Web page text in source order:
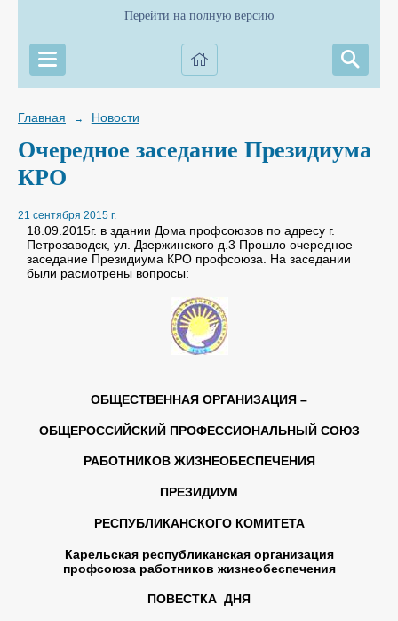
Перейти на полную версию
Главная → Новости
Очередное заседание Президиума
КРО
21 сентября 2015 г.
18.09.2015г. в здании Дома профсоюзов по адресу г.
Петрозаводск, ул. Дзержинского д.3 Прошло очередное
заседание Президиума КРО профсоюза. На заседании
были расмотрены вопросы:
ОБЩЕСТВЕННАЯ ОРГАНИЗАЦИЯ –
ОБЩЕРОССИЙСКИЙ ПРОФЕССИОНАЛЬНЫЙ СОЮЗ
РАБОТНИКОВ ЖИЗНЕОБЕСПЕЧЕНИЯ
ПРЕЗИДИУМ
РЕСПУБЛИКАНСКОГО КОМИТЕТА
Карельская республиканская организация
профсоюза работников жизнеобеспечения
ПОВЕСТКА ДНЯ